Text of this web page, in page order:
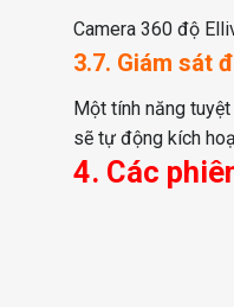
Camera 360 độ
3.7. Giám sát
Một tính năng
sẽ tự động kích
4. Các